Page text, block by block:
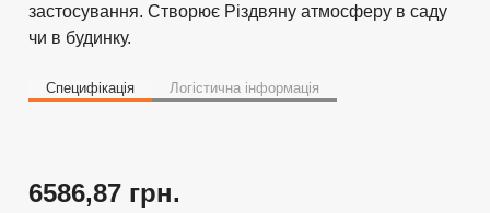
застосування. Створює Різдвяну атмосферу в саду
чи в будинку.
Специфікація Логістична інформація
6586,87 грн.